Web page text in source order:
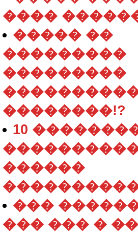
����
����� ��
���������
���������
��������!?
10
������
���
��� ��� �